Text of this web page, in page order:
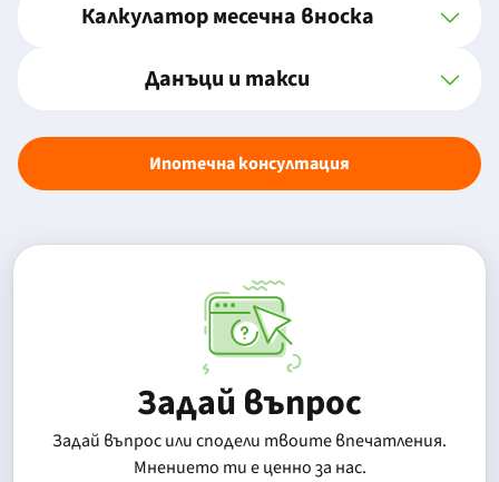
Калкулатор месечна вноска
Данъци и такси
Ипотечна консултация
Задай въпрос
Задай въпрос или сподели твоите впечатления.
Mнението ти е ценно за нас.